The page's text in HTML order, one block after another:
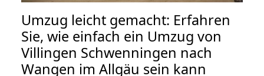
Umzug leicht gemacht: Erfahren
Sie, wie einfach ein Umzug von
Villingen Schwenningen nach
Wangen im Allgäu sein kann